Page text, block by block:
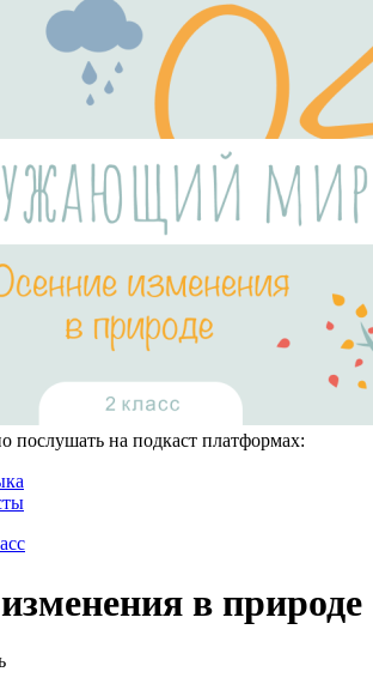
послушать на подкаст платформах:
в природе